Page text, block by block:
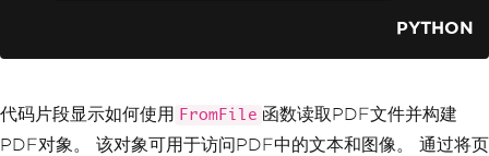
PYTHON
代码片段显示如何使用 FromFile 函数读取PDF文件并构建
PDF对象。 该对象可用于访问PDF中的文本和图像。 通过将页